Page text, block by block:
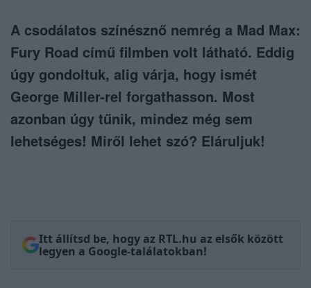
A csodálatos színésznő nemrég a Mad Max:
Fury Road című filmben volt látható. Eddig
úgy gondoltuk, alig várja, hogy ismét
George Miller-rel forgathasson. Most
azonban úgy tűnik, mindez még sem
lehetséges! Miről lehet szó? Eláruljuk!
Itt állítsd be, hogy az RTL.hu az elsők között
legyen a Google-találatokban!